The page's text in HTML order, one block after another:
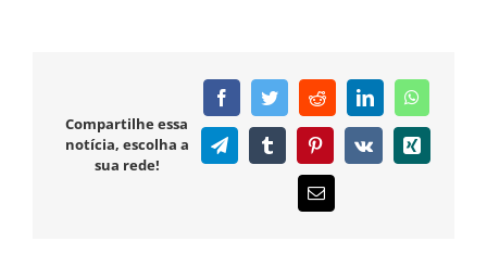
Compartilhe essa
notícia, escolha a
sua rede!
FacebookTwitterRedditLinkedIn
TelegramTumblr PinterestVk Xing
E-
mail